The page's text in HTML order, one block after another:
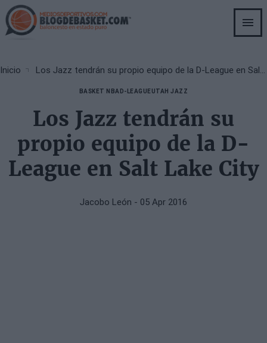
Skip
to
main
Breadcrumb
Inicio Los Jazz tendrán su propio equipo de la D-League en Salt Lake City
BASKET NBA D-LEAGUEUTAH JAZZ
Los Jazz tendrán su
propio equipo de la D-
League en Salt Lake City
Jacobo León - 05 Apr 2016